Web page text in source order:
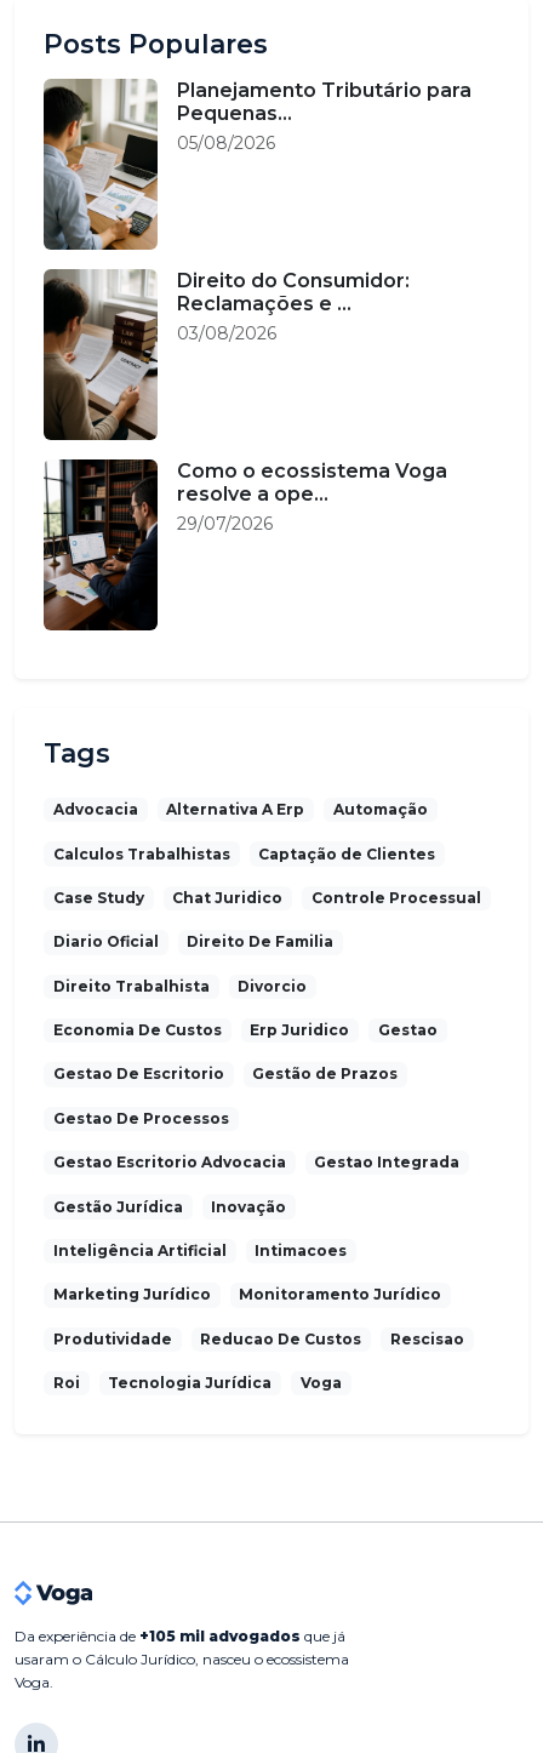
Posts Populares
Planejamento Tributário para
Pequenas...
05/08/2026
Direito do Consumidor:
Reclamações e ...
03/08/2026
Como o ecossistema Voga
resolve a ope...
29/07/2026
Tags
Advocacia Alternativa A Erp Automação
Calculos Trabalhistas Captação de Clientes
Case Study Chat Juridico Controle Processual
Diario Oficial Direito De Familia
Direito Trabalhista Divorcio
Economia De Custos Erp Juridico Gestao
Gestao De Escritorio Gestão de Prazos
Gestao De Processos
Gestao Escritorio Advocacia Gestao Integrada
Gestão Jurídica Inovação
Inteligência Artificial Intimacoes
Marketing Jurídico Monitoramento Jurídico
Produtividade Reducao De Custos Rescisao
Roi Tecnologia Jurídica Voga
Da experiência de +105 mil advogados que já
usaram o Cálculo Jurídico, nasceu o ecossistema
Voga.